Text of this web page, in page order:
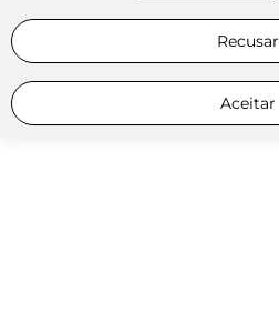
Recusar
Aceitar